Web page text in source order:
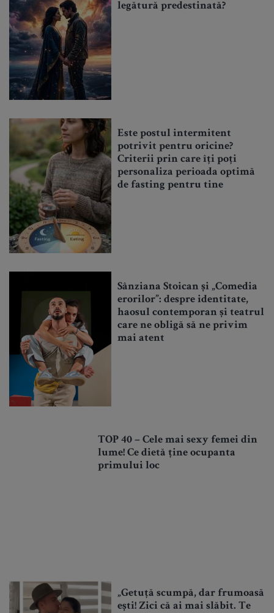
legătură predestinată?
Este postul intermitent
potrivit pentru oricine?
Criterii prin care îți poți
personaliza perioada optimă
de fasting pentru tine
Sânziana Stoican și „Comedia
erorilor”: despre identitate,
haosul contemporan și teatrul
care ne obligă să ne privim
mai atent
TOP 40 – Cele mai sexy femei din
lume! Ce dietă ține ocupanta
primului loc
„Getuță scumpă, dar frumoasă
ești! Zici că ai mai slăbit. Te